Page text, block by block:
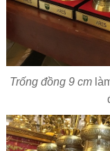
Trống đồng 9 cm